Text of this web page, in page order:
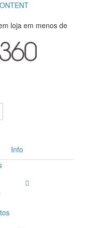
loja em menos de
Info